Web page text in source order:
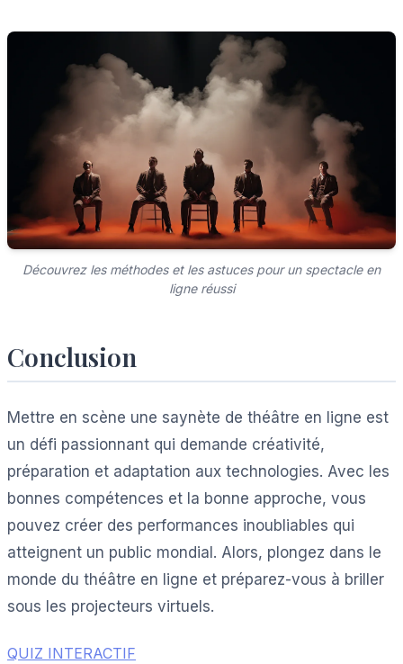
Découvrez les méthodes et les astuces pour un spectacle en
ligne réussi
Conclusion
Mettre en scène une saynète de théâtre en ligne est
un défi passionnant qui demande créativité,
préparation et adaptation aux technologies. Avec les
bonnes compétences et la bonne approche, vous
pouvez créer des performances inoubliables qui
atteignent un public mondial. Alors, plongez dans le
monde du théâtre en ligne et préparez-vous à briller
sous les projecteurs virtuels.
QUIZ INTERACTIF